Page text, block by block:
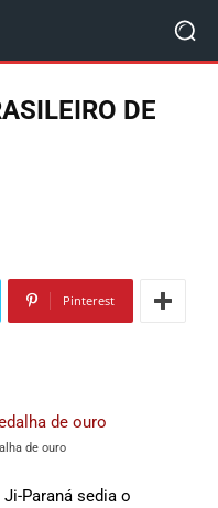
DE
Pinterest
de ouro
Paraná sedia o